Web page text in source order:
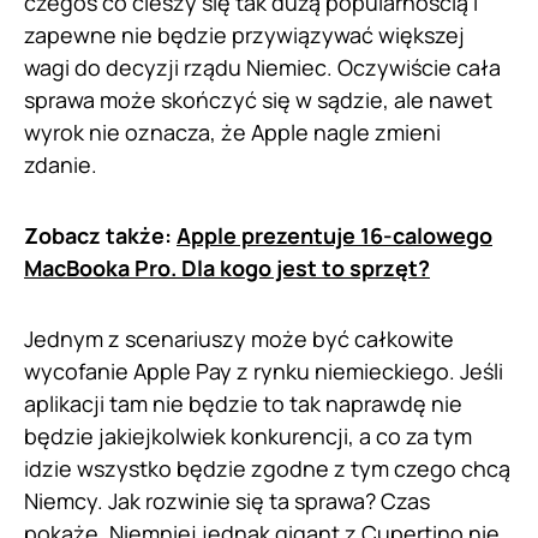
zapewne nie będzie przywiązywać większej
wagi do decyzji rządu Niemiec. Oczywiście cała
sprawa może skończyć się w sądzie, ale nawet
wyrok nie oznacza, że Apple nagle zmieni
zdanie.
Zobacz także: Apple prezentuje 16-calowego
MacBooka Pro. Dla kogo jest to sprzęt?
Jednym z scenariuszy może być całkowite
wycofanie Apple Pay z rynku niemieckiego. Jeśli
aplikacji tam nie będzie to tak naprawdę nie
będzie jakiejkolwiek konkurencji, a co za tym
idzie wszystko będzie zgodne z tym czego chcą
Niemcy. Jak rozwinie się ta sprawa? Czas